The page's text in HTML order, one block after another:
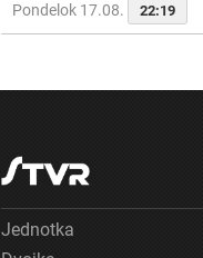
Pondelok 17.08. 22:19
Jednotka